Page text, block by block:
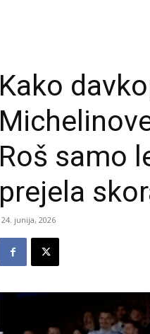
Kako
Roš samo
prejela
24. junija, 2026